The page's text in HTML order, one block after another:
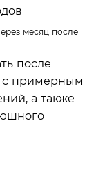
месяц после
после
с примерным
а также